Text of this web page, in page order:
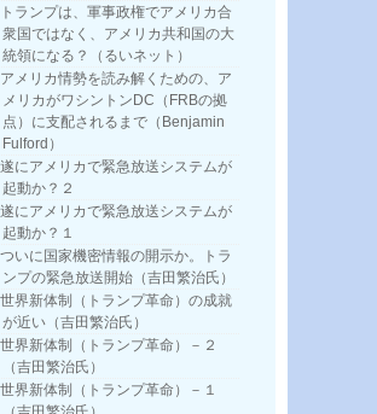
トランプは、軍事政権でアメリカ合
衆国ではなく、アメリカ共和国の大
統領になる？（るいネット）
アメリカ情勢を読み解くための、ア
メリカがワシントンDC（FRBの拠
点）に支配されるまで（Benjamin
Fulford）
遂にアメリカで緊急放送システムが
起動か？２
遂にアメリカで緊急放送システムが
起動か？１
ついに国家機密情報の開示か。トラ
ンプの緊急放送開始（吉田繁治氏）
世界新体制（トランプ革命）の成就
が近い（吉田繁治氏）
世界新体制（トランプ革命）－２
（吉田繁治氏）
世界新体制（トランプ革命）－１